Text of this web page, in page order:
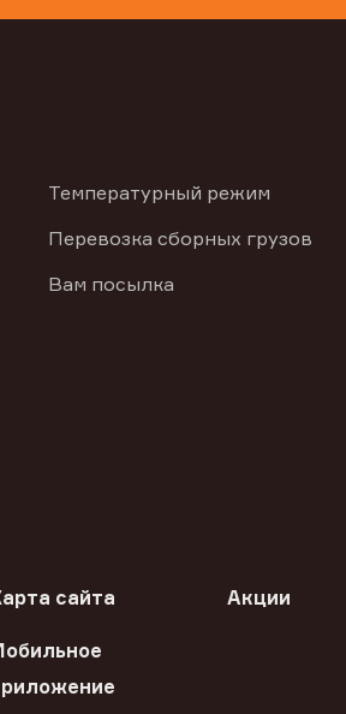
Температурный режим
Перевозка сборных грузов
Вам посылка
сайта Акции